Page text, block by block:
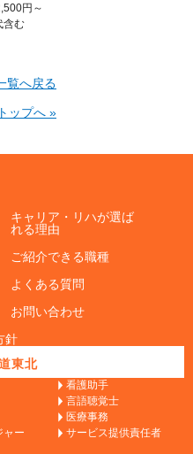
円～
含む
覧へ戻る
ップへ »
キャリア・リハが選ば
れる理由
ご紹介できる職種
よくある質問
お問い合わせ
針
東北
看護助手
言語聴覚士
医療事務
ャー サービス提供責任者